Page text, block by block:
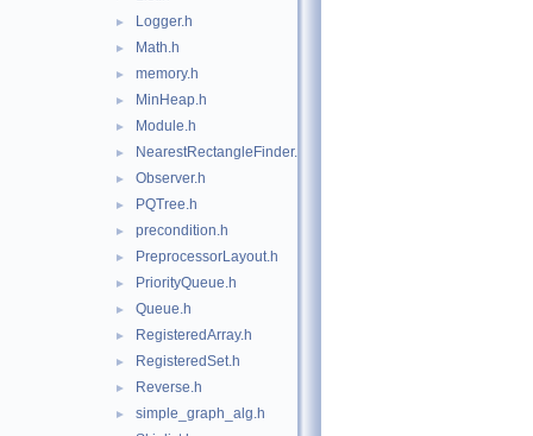
► Logger.h
► Math.h
► memory.h
► MinHeap.h
► Module.h
► NearestRectangleFinder.h
► Observer.h
► PQTree.h
► precondition.h
► PreprocessorLayout.h
► PriorityQueue.h
► Queue.h
► RegisteredArray.h
► RegisteredSet.h
► Reverse.h
► simple_graph_alg.h